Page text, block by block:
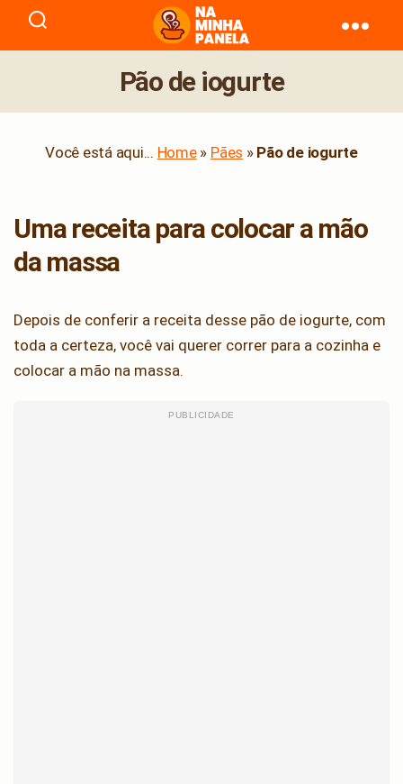
naminhapanela.com
Pão de iogurte
Você está aqui... Home» Pães » Pão de iogurte
Uma receita para colocar a mão
da massa
Depois de conferir a receita desse pão de iogurte, com
toda a certeza, você vai querer correr para a cozinha e
colocar a mão na massa.